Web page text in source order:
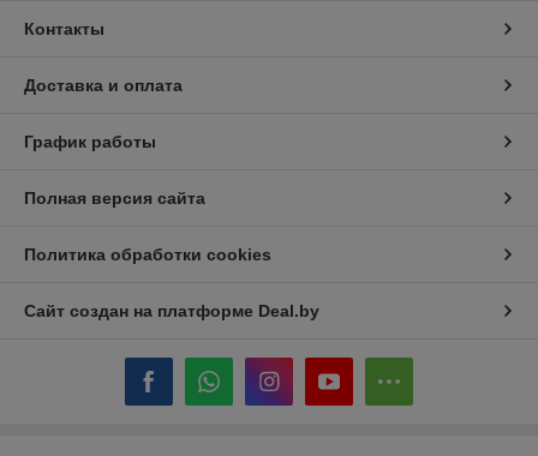
Контакты
Доставка и оплата
График работы
Полная версия сайта
Политика обработки cookies
Сайт создан на платформе Deal.by